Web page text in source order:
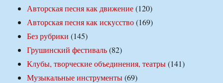
Авторская песня как движение(120)
Авторская песня как искусство(169)
Без рубрики (145)
Грушинский фестиваль(82)
Клубы, творческие объединения, театры(141)
Музыкальные инструменты(69)